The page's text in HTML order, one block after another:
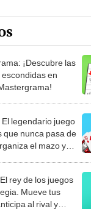
¡Descubre las
en
legendario juego
que nunca pasa de
el mazo y
rey de los juegos
Mueve tus
al rival y